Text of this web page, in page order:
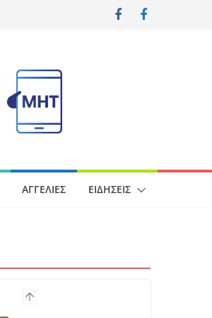
ΑΓΓΕΛΊΕΣ ΕΙΔΉΣΕΙΣ